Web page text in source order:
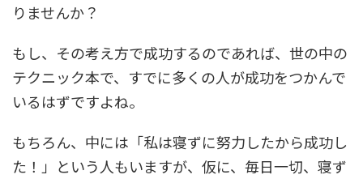
りませんか？
もし、その考え方で成功するのであれば、世の中の
テクニック本で、すでに多くの人が成功をつかんで
いるはずですよね。
もちろん、中には「私は寝ずに努力したから成功し
た！」という人もいますが、仮に、毎日一切、寝ず